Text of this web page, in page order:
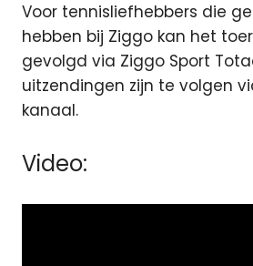
Voor tennisliefhebbers die
hebben bij Ziggo kan het
gevolgd via Ziggo Sport
uitzendingen zijn te volgen
kanaal.
Video: